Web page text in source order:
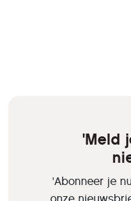
'Meld
'Abonneer je
onze